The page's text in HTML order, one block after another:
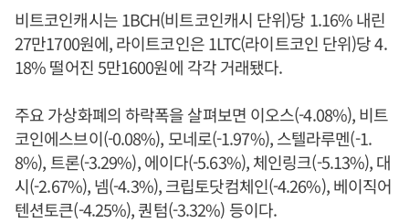
비트코인캐시는 1BCH(비트코인캐시 단위)당 1.16% 내린
27만1700원에, 라이트코인은 1LTC(라이트코인 단위)당 4.
18% 떨어진 5만1600원에 각각 거래됐다.
주요 가상화폐의 하락폭을 살펴보면 이오스(-4.08%), 비트
코인에스브이(-0.08%), 모네로(-1.97%), 스텔라루멘(-1.
8%), 트론(-3.29%), 에이다(-5.63%), 체인링크(-5.13%), 대
시(-2.67%), 넴(-4.3%), 크립토닷컴체인(-4.26%), 베이직어
텐션토큰(-4.25%), 퀀텀(-3.32%) 등이다.